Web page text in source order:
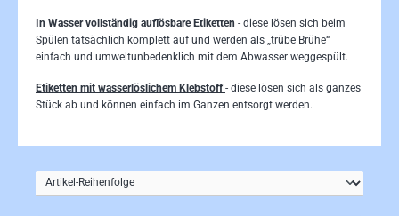
In Wasser vollständig auflösbare Etiketten - diese lösen sich beim
Spülen tatsächlich komplett auf und werden als „trübe Brühe“
einfach und umweltunbedenklich mit dem Abwasser weggespült.
Etiketten mit wasserlöslichem Klebstoff - diese lösen sich als ganzes
Stück ab und können einfach im Ganzen entsorgt werden.